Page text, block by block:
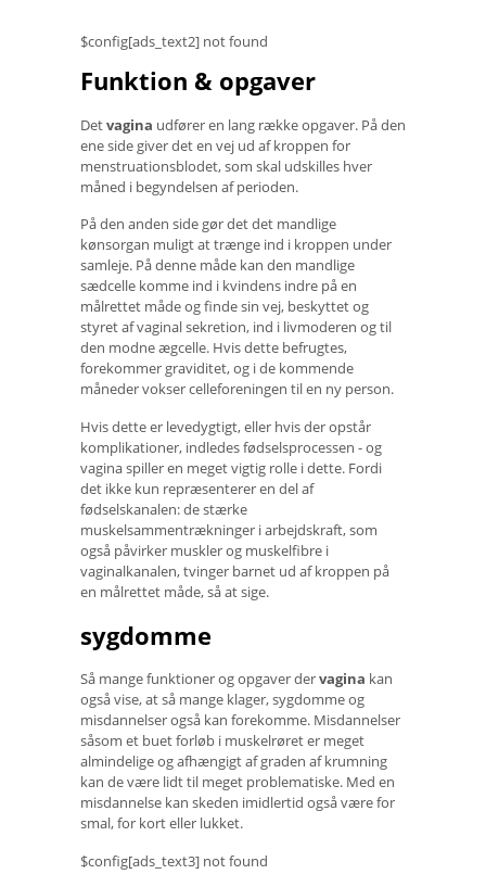
$config[ads_text2] not found
Funktion & opgaver
Detvagina udfører en lang række opgaver. På den
ene side giver det en vej ud af kroppen for
menstruationsblodet, som skal udskilles hver
måned i begyndelsen af ​​perioden.
På den anden side gør det det mandlige
kønsorgan muligt at trænge ind i kroppen under
samleje. På denne måde kan den mandlige
sædcelle komme ind i kvindens indre på en
målrettet måde og finde sin vej, beskyttet og
styret af vaginal sekretion, ind i livmoderen og til
den modne ægcelle. Hvis dette befrugtes,
forekommer graviditet, og i de kommende
måneder vokser celleforeningen til en ny person.
Hvis dette er levedygtigt, eller hvis der opstår
komplikationer, indledes fødselsprocessen - og
vagina spiller en meget vigtig rolle i dette. Fordi
det ikke kun repræsenterer en del af
fødselskanalen: de stærke
muskelsammentrækninger i arbejdskraft, som
også påvirker muskler og muskelfibre i
vaginalkanalen, tvinger barnet ud af kroppen på
en målrettet måde, så at sige.
sygdomme
Så mange funktioner og opgaver dervagina kan
også vise, at så mange klager, sygdomme og
misdannelser også kan forekomme. Misdannelser
såsom et buet forløb i muskelrøret er meget
almindelige og afhængigt af graden af ​​krumning
kan de være lidt til meget problematiske. Med en
misdannelse kan skeden imidlertid også være for
smal, for kort eller lukket.
$config[ads_text3] not found